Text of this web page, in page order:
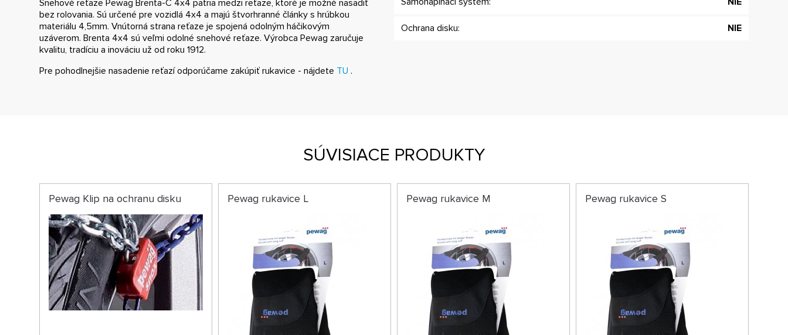
Snehové reťaze Pewag Brenta-C 4x4 patria medzi reťaze, ktoré je možné nasadiť
bez rolovania. Sú určené pre vozidlá 4x4 a majú štvorhranné články s hrúbkou
materiálu 4,5mm. Vnútorná strana reťaze je spojená odolným háčikovým
uzáverom. Brenta 4x4 sú veľmi odolné snehové reťaze. Výrobca Pewag zaručuje
kvalitu, tradíciu a inováciu už od roku 1912.
Pre pohodlnejšie nasadenie reťazí odporúčame zakúpiť rukavice - nájdete TU .
Ochrana disku: NIE
SÚVISIACE PRODUKTY
Pewag Klip na ochranu disku Pewag rukavice L Pewag rukavice M Pewag rukavice S